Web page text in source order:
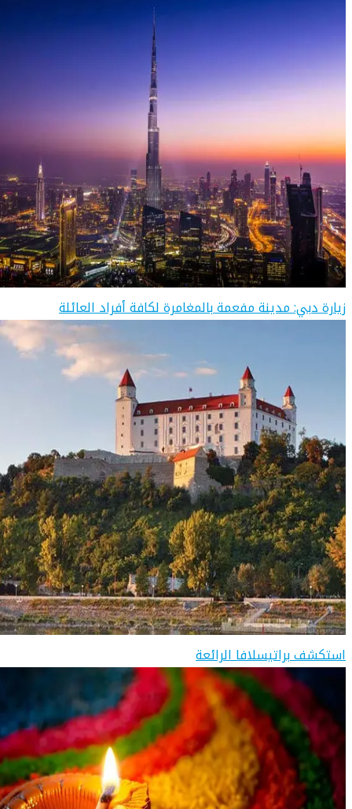
زيارة دبي: مدينة مفعمة بالمغامرة لكافة أفراد العائلة
استكشف براتيسلافا الرائعة